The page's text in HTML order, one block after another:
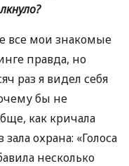
все мои знакомые
правда, но
раз я видел себя
бы не
как кричала
охрана: «Голоса
несколько